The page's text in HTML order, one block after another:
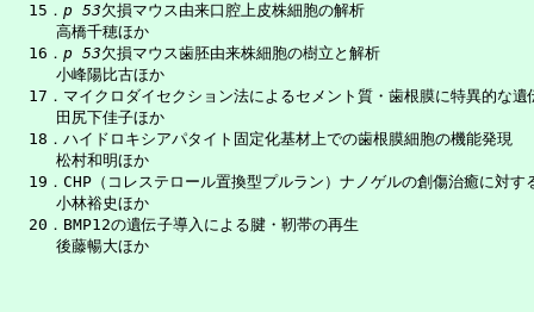
  15．
p 53欠損マウス由来口腔上皮株細胞の解析
高橋千穂ほか　　　　　　　　　　　　　　　　　　　　　　　　
  16．
p 53欠損マウス歯胚由来株細胞の樹立と解析
小峰陽比古ほか　　　　　　　　　　　　　　　　　　　　　　　
17．マイクロダイセクション法によるセメント質・歯根膜に特異的な遺
田尻下佳子ほか　　　　　　　　　　　　　　　　　　　　　　　
  18．ハイドロキシアパタイト固定化基材上での歯根膜細胞の機能発現
松村和明ほか　　　　　　　　　　　　　　　　　　　　　　　　
19．CHP（コレステロール置換型プルラン）ナノゲルの創傷治癒に対す
小林裕史ほか　　　　　　　　　　　　　　　　　　　　　　　　
  20．BMP12の遺伝子導入による腱・靭帯の再生